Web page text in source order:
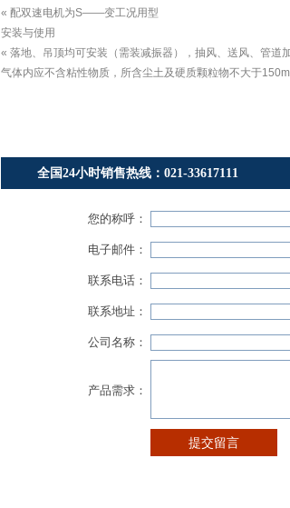
« 配双速电机为S——变工况用型
安装与使用
« 落地、吊顶均可安装（需装减振器），抽风、送风、管道
气体内应不含粘性物质，所含尘土及硬质颗粒物不大于